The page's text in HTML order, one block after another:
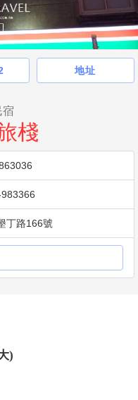
地址
宿
棧
丁路166號
)